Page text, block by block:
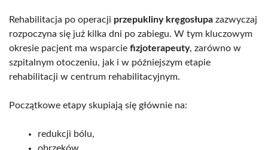
Rehabilitacja po operacji przepukliny kręgosłupa zazwyczaj
rozpoczyna się już kilka dni po zabiegu. W tym kluczowym
okresie pacjent ma wsparcie fizjoterapeuty, zarówno w
szpitalnym otoczeniu, jak i w późniejszym etapie
rehabilitacji w centrum rehabilitacyjnym.
Początkowe etapy skupiają się głównie na:
redukcji bólu,